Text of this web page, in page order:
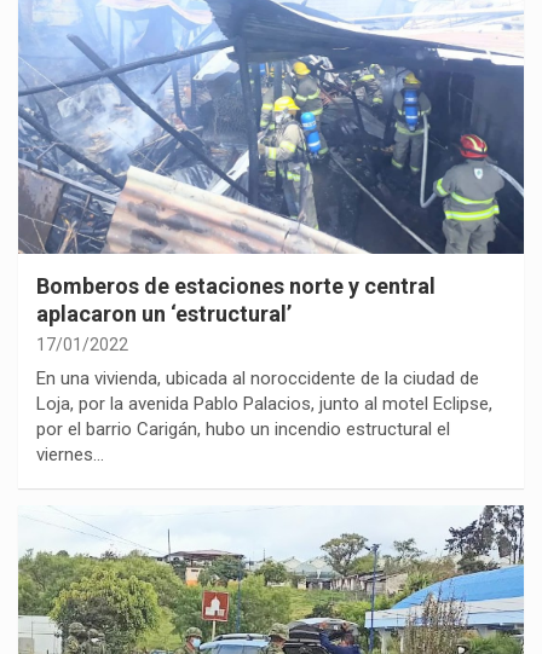
Bomberos de estaciones norte y central
aplacaron un ‘estructural’
17/01/2022
En una vivienda, ubicada al noroccidente de la ciudad de
Loja, por la avenida Pablo Palacios, junto al motel Eclipse,
por el barrio Carigán, hubo un incendio estructural el
viernes…